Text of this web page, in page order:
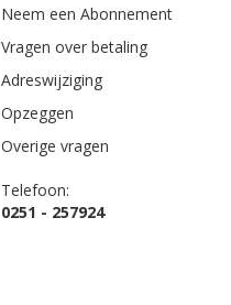
Neem een Abonnement
Vragen over betaling
Adreswijziging
Opzeggen
Overige vragen
Telefoon:
0251 - 257924